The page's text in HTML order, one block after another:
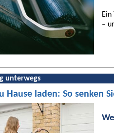
–
unterwegs
Hause laden: So senken